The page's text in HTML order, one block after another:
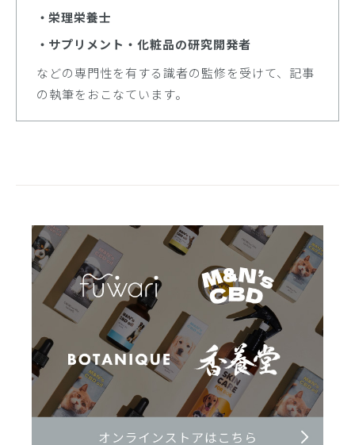
栄理栄養士
サプリメント・化粧品の研究開発者
などの専門性を有する識者の監修を受けて、記事
の執筆をおこなています。